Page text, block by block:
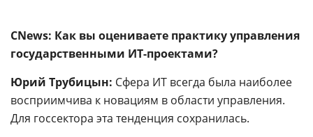
CNews: Как вы оцениваете практику управления
государственными ИТ-проектами?
Юрий Трубицын: Сфера ИТ всегда была наиболее
восприимчива к новациям в области управления.
Для госсектора эта тенденция сохранилась.